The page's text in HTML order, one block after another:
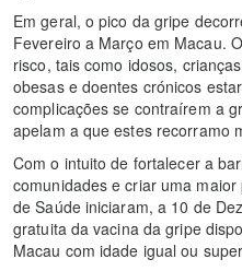
Em geral, o pico da gripe
Fevereiro a Março em Macau.
risco, tais como idosos,
obesas e doentes crónicos
complicações se contraírem a
apelam a que estes recorramo
Com o intuito de fortalecer a
comunidades e criar uma
de Saúde iniciaram, a 10 de
gratuita da vacina da gripe
Macau com idade igual ou